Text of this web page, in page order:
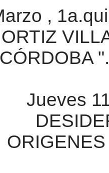
,
ORTIZ
CÓRDOBA
Jueves